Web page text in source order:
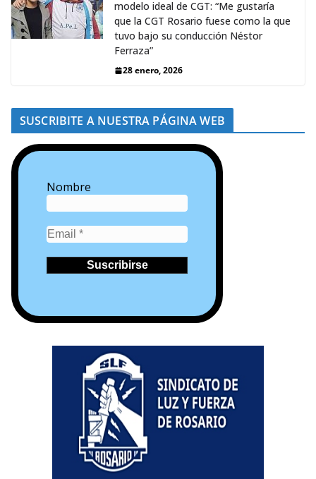
modelo ideal de CGT: “Me gustaría
que la CGT Rosario fuese como la que
tuvo bajo su conducción Néstor
Ferraza”
28 enero, 2026
SUSCRIBITE A NUESTRA PÁGINA WEB
Nombre